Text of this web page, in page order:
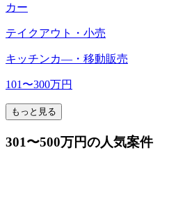
カー
テイクアウト・小売
キッチンカ―・移動販売
101〜300万円
もっと見る
301〜500万円の人気案件